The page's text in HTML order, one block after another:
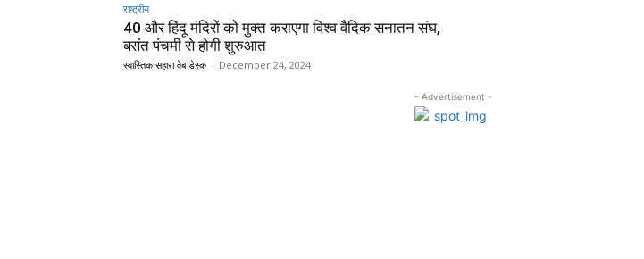
राष्ट्रीय
40 और हिंदू मंदिरों को मुक्त कराएगा विश्व वैदिक सनातन संघ,
बसंत पंचमी से होगी शुरुआत
स्वास्तिक सहारा वेब डेस्क - December 24, 2024
- Advertisement -